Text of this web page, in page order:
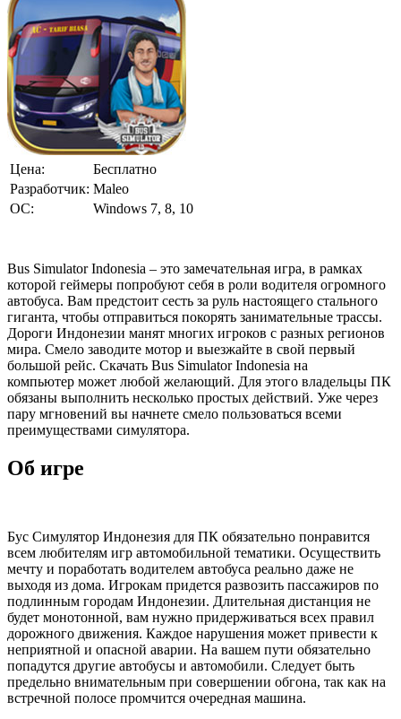
Цена:
Бесплатно
Разработчик: Maleo
ОС:
Windows 7, 8, 10
Bus Simulator Indonesia – это замечательная игра, в рамках
которой геймеры попробуют себя в роли водителя огромного
автобуса. Вам предстоит сесть за руль настоящего стального
гиганта, чтобы отправиться покорять занимательные трассы.
Дороги Индонезии манят многих игроков с разных регионов
мира. Смело заводите мотор и выезжайте в свой первый
большой рейс. Скачать Bus Simulator Indonesia на
компьютер может любой желающий. Для этого владельцы ПК
обязаны выполнить несколько простых действий. Уже через
пару мгновений вы начнете смело пользоваться всеми
преимуществами симулятора.
Об игре
Бус Симулятор Индонезия для ПК обязательно понравится
всем любителям игр автомобильной тематики. Осуществить
мечту и поработать водителем автобуса реально даже не
выходя из дома. Игрокам придется развозить пассажиров по
подлинным городам Индонезии. Длительная дистанция не
будет монотонной, вам нужно придерживаться всех правил
дорожного движения. Каждое нарушения может привести к
неприятной и опасной аварии. На вашем пути обязательно
попадутся другие автобусы и автомобили. Следует быть
предельно внимательным при совершении обгона, так как на
встречной полосе промчится очередная машина.